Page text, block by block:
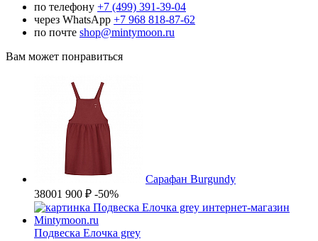
по телефону +7 (499) 391-39-04
через WhatsApp +7 968 818-87-62
по почте shop@mintymoon.ru
Вам может понравиться
Сарафан Burgundy
38001 900 ₽ -50%
Подвеска Елочка grey